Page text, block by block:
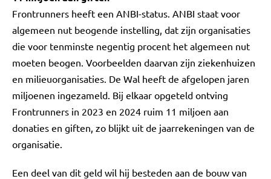
Frontrunners heeft een ANBI-status. ANBI staat voor
algemeen nut beogende instelling, dat zijn organisaties
die voor tenminste negentig procent het algemeen nut
moeten beogen. Voorbeelden daarvan zijn ziekenhuizen
en milieuorganisaties. De Wal heeft de afgelopen jaren
miljoenen ingezameld. Bij elkaar opgeteld ontving
Frontrunners in 2023 en 2024 ruim 11 miljoen aan
donaties en giften, zo blijkt uit de jaarrekeningen van de
organisatie.
Een deel van dit geld wil hij besteden aan de bouw van